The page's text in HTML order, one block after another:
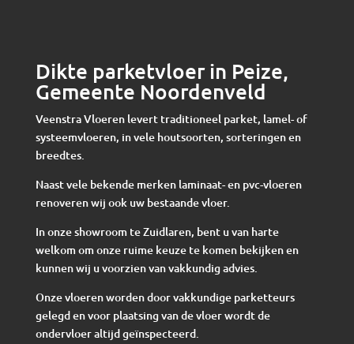
Dikte parketvloer in Peize,
Gemeente Noordenveld
Veenstra Vloeren levert traditioneel parket, lamel- of
systeemvloeren, in vele houtsoorten, sorteringen en
breedtes.
Naast vele bekende merken laminaat- en pvc-vloeren
renoveren wij ook uw bestaande vloer.
In onze showroom te Zuidlaren, bent u van harte
welkom om onze ruime keuze te komen bekijken en
kunnen wij u voorzien van vakkundig advies.
Onze vloeren worden door vakkundige parketteurs
gelegd en voor plaatsing van de vloer wordt de
ondervloer altijd geïnspecteerd.